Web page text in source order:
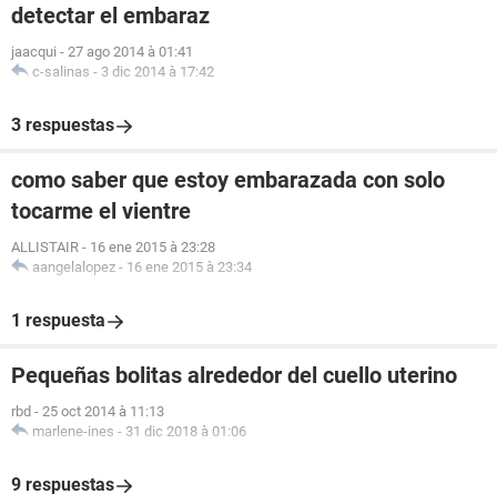
detectar el embaraz
jaacqui - 27 ago 2014 à 01:41
c-salinas - 3 dic 2014 à 17:42
3 respuestas
como saber que estoy embarazada con solo
tocarme el vientre
ALLISTAIR - 16 ene 2015 à 23:28
aangelalopez - 16 ene 2015 à 23:34
1 respuesta
Pequeñas bolitas alrededor del cuello uterino
rbd - 25 oct 2014 à 11:13
marlene-ines - 31 dic 2018 à 01:06
9 respuestas